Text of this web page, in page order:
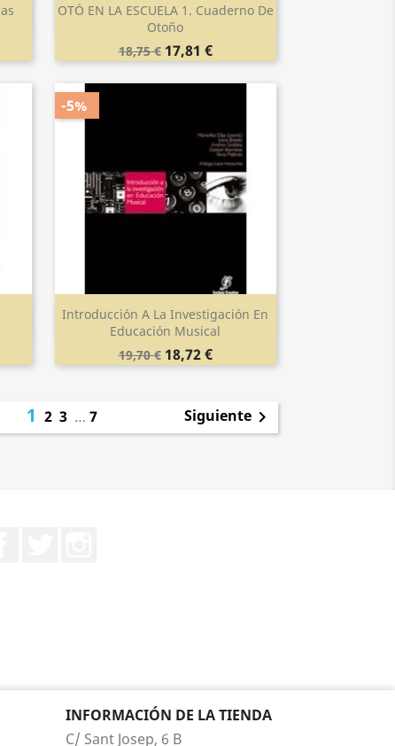
OTÓ EN LA ESCUELA 1. Cuaderno De
Otoño
18,75 € 17,81 €
Vista rápida
Introducción A La Investigación En
Educación Musical
19,70 € 18,72 €
-5%
Vista rápida
1 2 3 … 7 Siguiente
INFORMACIÓN DE LA TIENDA
C/ Sant Josep, 6 B